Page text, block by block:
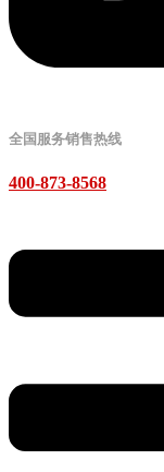
全国服务销售热线
400-873-8568